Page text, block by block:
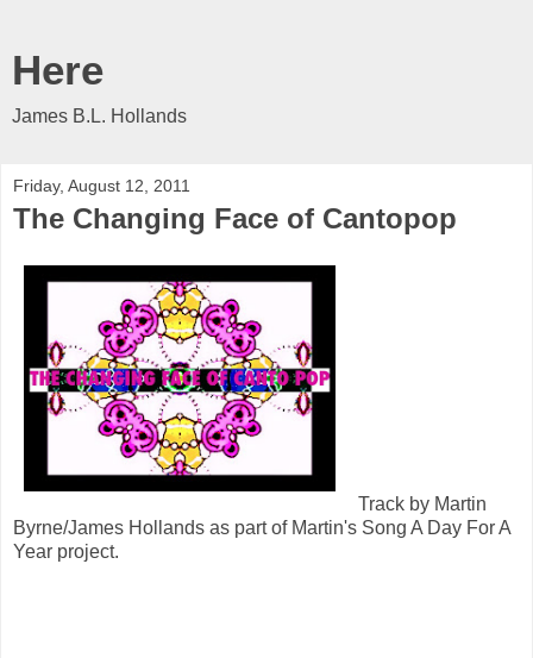
Here
James B.L. Hollands
Friday, August 12, 2011
The Changing Face of Cantopop
Track by Martin
Byrne/James Hollands as part of Martin's Song A Day For A
Year project.